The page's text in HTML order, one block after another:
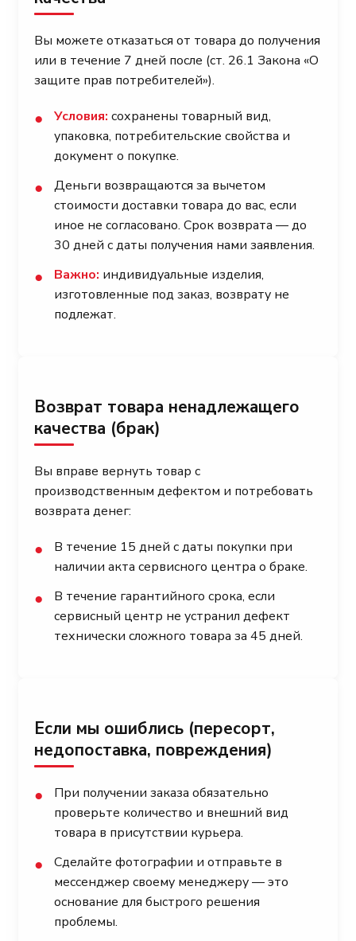
Вы можете отказаться от товара до получения
или в течение 7 дней после (ст. 26.1 Закона «О
защите прав потребителей»).
● Условия: сохранены товарный вид,
упаковка, потребительские свойства и
документ о покупке.
●
Деньги возвращаются за вычетом
стоимости доставки товара до вас, если
иное не согласовано. Срок возврата — до
30 дней с даты получения нами заявления.
● Важно: индивидуальные изделия,
изготовленные под заказ, возврату не
подлежат.
Возврат товара ненадлежащего
качества (брак)
Вы вправе вернуть товар с
производственным дефектом и потребовать
возврата денег:
●
В течение 15 дней с даты покупки при
наличии акта сервисного центра о браке.
●
В течение гарантийного срока, если
сервисный центр не устранил дефект
технически сложного товара за 45 дней.
Если мы ошиблись (пересорт,
недопоставка, повреждения)
●
При получении заказа обязательно
проверьте количество и внешний вид
товара в присутствии курьера.
●
Сделайте фотографии и отправьте в
мессенджер своему менеджеру — это
основание для быстрого решения
проблемы.